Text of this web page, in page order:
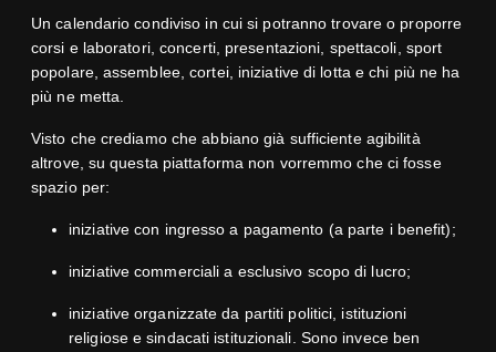
Un calendario condiviso in cui si potranno trovare o proporre
corsi e laboratori, concerti, presentazioni, spettacoli, sport
popolare, assemblee, cortei, iniziative di lotta e chi più ne ha
più ne metta.
Visto che crediamo che abbiano già sufficiente agibilità
altrove, su questa piattaforma non vorremmo che ci fosse
spazio per:
iniziative con ingresso a pagamento (a parte i benefit);
iniziative commerciali a esclusivo scopo di lucro;
iniziative organizzate da partiti politici, istituzioni
religiose e sindacati istituzionali. Sono invece ben